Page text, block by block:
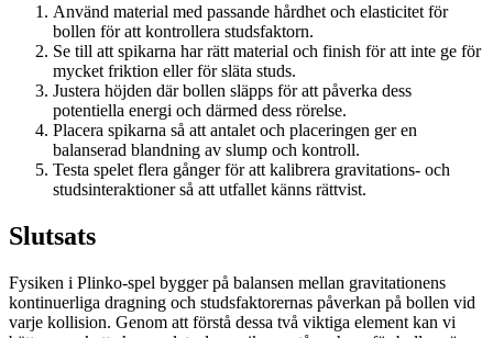
Använd material med passande hårdhet och elasticitet för
bollen för att kontrollera studsfaktorn.
Se till att spikarna har rätt material och finish för att inte ge för
mycket friktion eller för släta studs.
Justera höjden där bollen släpps för att påverka dess
potentiella energi och därmed dess rörelse.
Placera spikarna så att antalet och placeringen ger en
balanserad blandning av slump och kontroll.
Testa spelet flera gånger för att kalibrera gravitations- och
studsinteraktioner så att utfallet känns rättvist.
Slutsats
Fysiken i Plinko-spel bygger på balansen mellan gravitationens
kontinuerliga dragning och studsfaktorernas påverkan på bollen vid
varje kollision. Genom att förstå dessa två viktiga element kan vi